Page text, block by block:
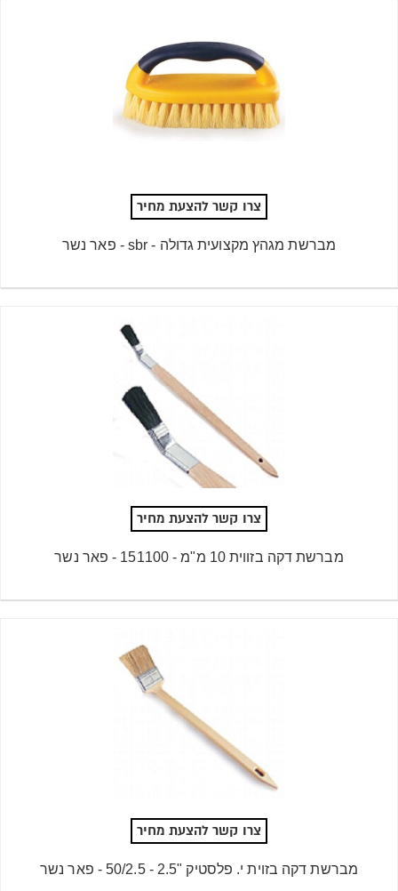
צרו קשר להצעת מחיר
מברשת מגהץ מקצועית גדולה - sbr - פאר נשר
צרו קשר להצעת מחיר
מברשת דקה בזווית 10 מ"מ - 151100 - פאר נשר
צרו קשר להצעת מחיר
מברשת דקה בזוית י. פלסטיק "2.5 - 50/2.5 - פאר נשר